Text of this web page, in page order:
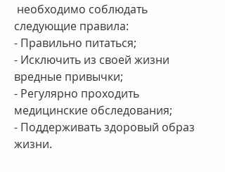
следующие правила:
- Правильно питаться;
- Исключить из своей жизни
вредные привычки;
- Регулярно проходить
медицинские обследования;
- Поддерживать здоровый образ
жизни.